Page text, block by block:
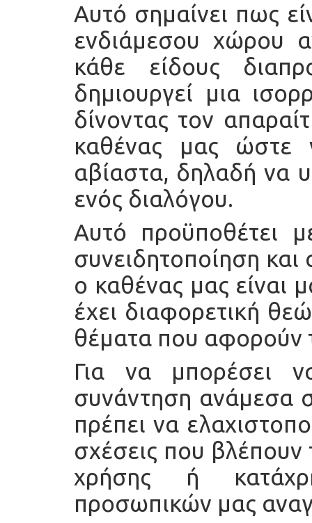
Αυτό σημαίνει πως
ενδιάμεσου χώρου
κάθε είδους
δημιουργεί μια
δίνοντας τον
καθένας μας ώστε
αβίαστα, δηλαδή να
ενός διαλόγου.
Αυτό προϋποθέτει
συνειδητοποίηση
ο καθένας μας είναι
έχει διαφορετική
θέματα που αφορούν
Για να μπορέσει
συνάντηση ανάμεσα
πρέπει να
σχέσεις που βλέπουν
χρήσης ή
προσωπικών μας